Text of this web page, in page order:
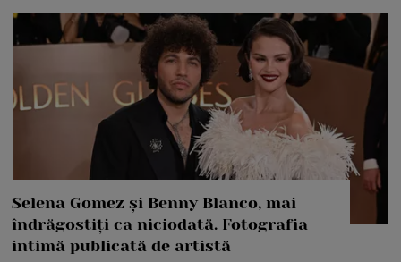
Selena Gomez și Benny Blanco, mai
îndrăgostiți ca niciodată. Fotografia
intimă publicată de artistă